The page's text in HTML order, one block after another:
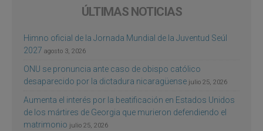
ÚLTIMAS NOTICIAS
Himno oficial de la Jornada Mundial de la Juventud Seúl
2027 agosto 3, 2026
ONU se pronuncia ante caso de obispo católico
desaparecido por la dictadura nicaragüense julio 25, 2026
Aumenta el interés por la beatificación en Estados Unidos
de los mártires de Georgia que murieron defendiendo el
matrimonio julio 25, 2026